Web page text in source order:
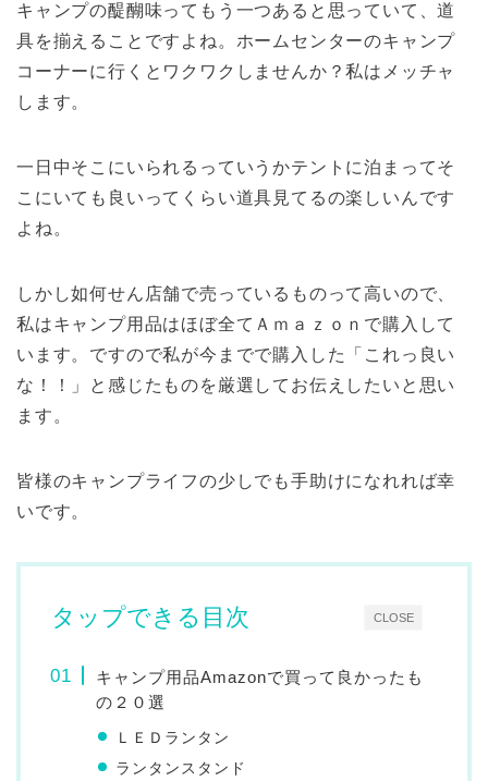
キャンプの醍醐味ってもう一つあると思っていて、道
具を揃えることですよね。ホームセンターのキャンプ
コーナーに行くとワクワクしませんか？私はメッチャ
します。
一日中そこにいられるっていうかテントに泊まってそ
こにいても良いってくらい道具見てるの楽しいんです
よね。
しかし如何せん店舗で売っているものって高いので、
私はキャンプ用品はほぼ全てＡｍａｚｏｎで購入して
います。ですので私が今までで購入した「これっ良い
な！！」と感じたものを厳選してお伝えしたいと思い
ます。
皆様のキャンプライフの少しでも手助けになれれば幸
いです。
CLOSE
タップできる目次
キャンプ用品Amazonで買って良かったも
の２０選
ＬＥＤランタン
ランタンスタンド